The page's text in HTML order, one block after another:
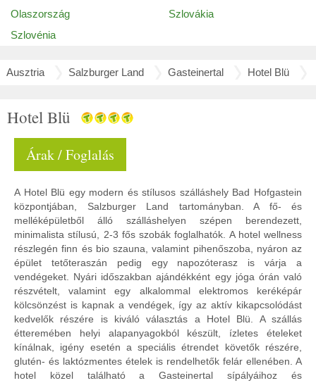
Olaszország
Szlovákia
Szlovénia
Ausztria Salzburger Land Gasteinertal Hotel Blü
Hotel Blü
Árak / Foglalás
A Hotel Blü egy modern és stílusos szálláshely Bad Hofgastein
központjában, Salzburger Land tartományban. A fő- és
melléképületből álló szálláshelyen szépen berendezett,
minimalista stílusú, 2-3 fős szobák foglalhatók. A hotel wellness
részlegén finn és bio szauna, valamint pihenőszoba, nyáron az
épület tetőteraszán pedig egy napozóterasz is várja a
vendégeket. Nyári időszakban ajándékként egy jóga órán való
részvételt, valamint egy alkalommal elektromos keréképár
kölcsönzést is kapnak a vendégek, így az aktív kikapcsolódást
kedvelők részére is kiváló választás a Hotel Blü. A szállás
étteremében helyi alapanyagokból készült, ízletes ételeket
kínálnak, igény esetén a speciális étrendet követők részére,
glutén- és laktózmentes ételek is rendelhetők felár ellenében. A
hotel közel található a Gasteinertal sípályáihoz és